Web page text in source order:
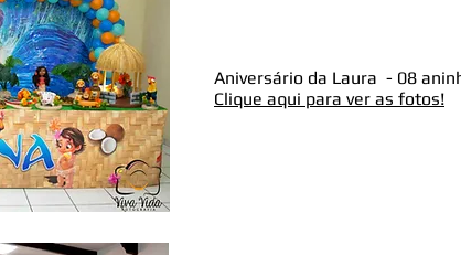
Aniversário da Laura - 08
Clique aqui para ver as fotos!